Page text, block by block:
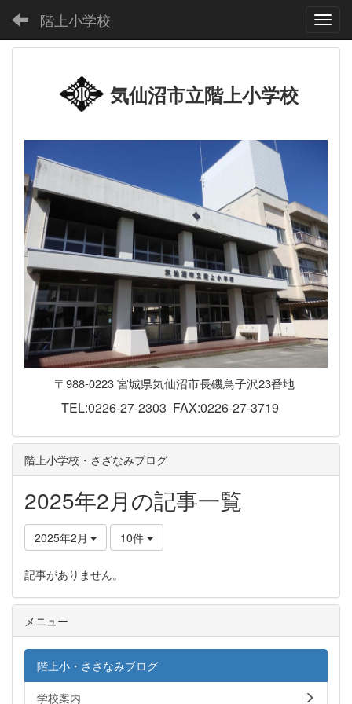
階上小学校
気仙沼市立階上小学校
〒988-0223 宮城県気仙沼市長磯鳥子沢23番地
TEL:0226-27-2303 FAX:0226-27-3719
階上小学校・さざなみブログ
2025年2月の記事一覧
2025年2月 10件
記事がありません。
メニュー
階上小・ささなみブログ
学校案内